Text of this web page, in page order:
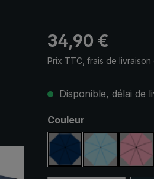
Prix régulier :
34,90 €
Prix TTC, frais de livraison
Disponible, délai de
Sélectionnez
Couleur
bleu marinebleu clairrose